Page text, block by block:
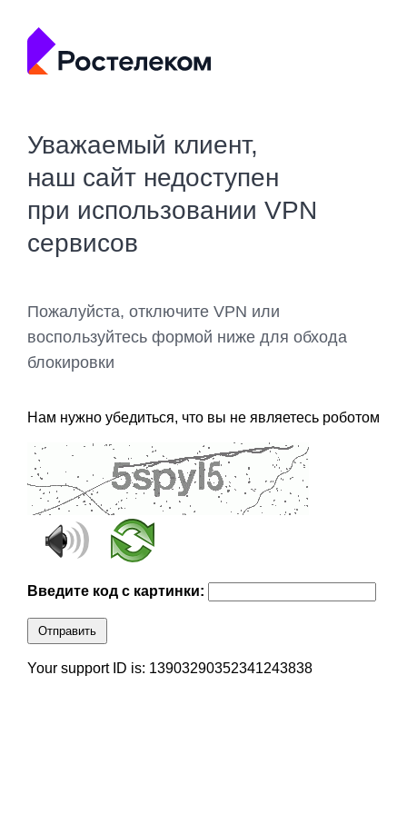
Уважаемый клиент,
наш сайт недоступен
при использовании VPN
сервисов
Пожалуйста, отключите VPN или
воспользуйтесь формой ниже для обхода
блокировки
Нам нужно убедиться, что вы не являетесь роботом
Введите код с картинки:
Отправить
Your support ID is: 13903290352341243838